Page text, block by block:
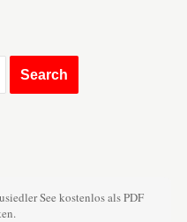
See kostenlos als PDF